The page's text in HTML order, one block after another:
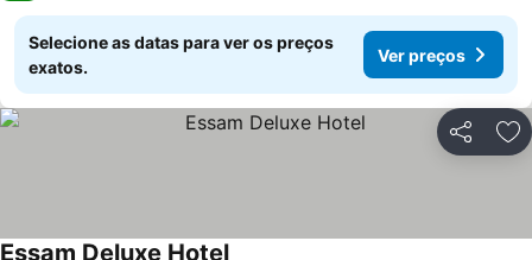
Selecione as datas para ver os preços
exatos.
Ver preços
Partilhar
Essam Deluxe Hotel